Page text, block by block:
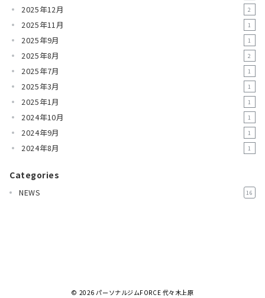
2025年12月 2
2025年11月 1
2025年9月 1
2025年8月 2
2025年7月 1
2025年3月 1
2025年1月 1
2024年10月 1
2024年9月 1
2024年8月 1
Categories
NEWS 16
© 2026パーソナルジムFORCE 代々木上原